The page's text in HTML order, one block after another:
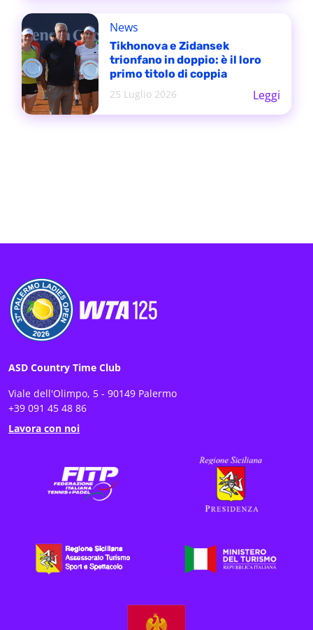
News
Tikhonova e Zidansek
trionfano in doppio: è il loro
primo titolo di coppia
25 Luglio 2026
Leggi
ASD Country Time Club
Viale dell'Olimpo, 5 - 90149 Palermo
+39 091 45 48 86
Lavora con noi